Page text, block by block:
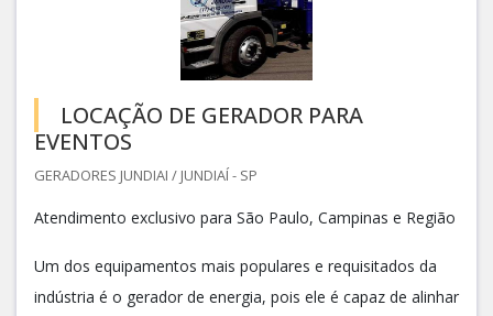
LOCAÇÃO DE GERADOR PARA
EVENTOS
GERADORES JUNDIAI / JUNDIAÍ - SP
Atendimento exclusivo para São Paulo, Campinas e Região
Um dos equipamentos mais populares e requisitados da
indústria é o gerador de energia, pois ele é capaz de alinhar